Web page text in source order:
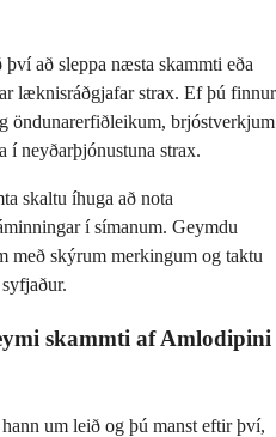
að sleppa næsta skammti eða
læknisráðgjafar strax. Ef þú finnur
öndunarerfiðleikum, brjóstverkjum
í neyðarþjónustuna strax.
skaltu íhuga að nota
í símanum. Geymdu
með skýrum merkingum og taktu
skammti af Amlodipini
um leið og þú manst eftir því,